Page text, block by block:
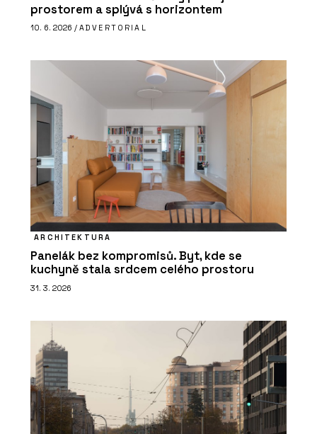
prostorem a splývá s horizontem
10. 6. 2026 / ADVERTORIAL
ARCHITEKTURA
Panelák bez kompromisů. Byt, kde se
kuchyně stala srdcem celého prostoru
31. 3. 2026